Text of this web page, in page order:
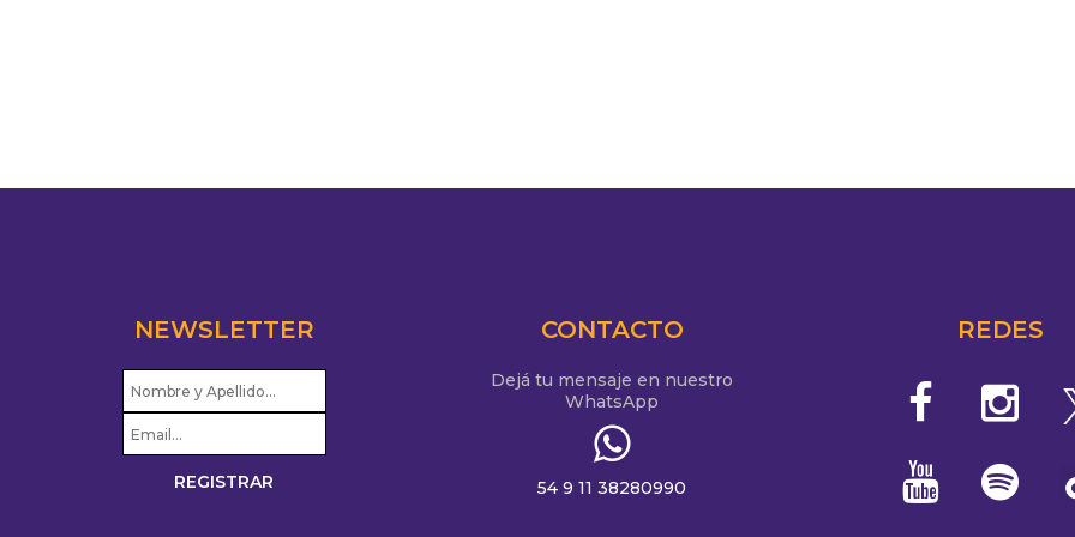
NEWSLETTER CONTACTO
Dejá tu mensaje en nuestro
WhatsApp
54 9 11 38280990
REDES